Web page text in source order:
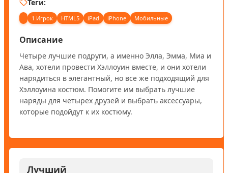
Теги:
1 Игрок HTML5 iPad iPhone Мобильные
Описание
Четыре лучшие подруги, а именно Элла, Эмма, Миа и
Ава, хотели провести Хэллоуин вместе, и они хотели
нарядиться в элегантный, но все же подходящий для
Хэллоуина костюм. Помогите им выбрать лучшие
наряды для четырех друзей и выбрать аксессуары,
которые подойдут к их костюму.
Лучший